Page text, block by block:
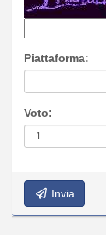
Piattaforma:
Voto:
Invia